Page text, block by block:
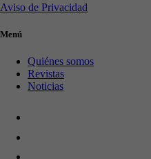
Aviso de Privacidad
Menú
Quiénes somos
Revistas
Noticias